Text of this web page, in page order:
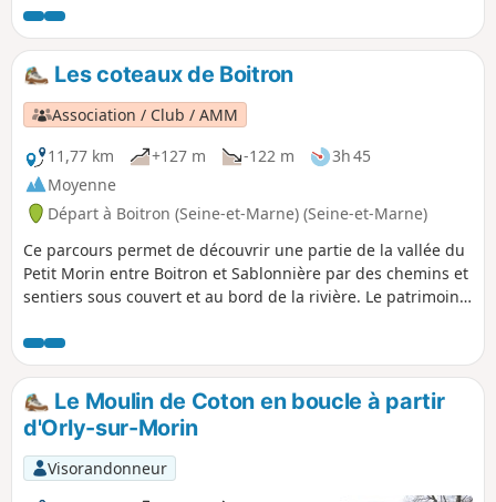
cette balade les traces de la guerre de 14-18 dans la vallée
du Petit Morin.
Les coteaux de Boitron
Association / Club / AMM
11,77 km
+127 m -122 m
3h 45
Moyenne
Départ à Boitron (Seine-et-Marne) (Seine-et-Marne)
Ce parcours permet de découvrir une partie de la vallée du
Petit Morin entre Boitron et Sablonnière par des chemins et
sentiers sous couvert et au bord de la rivière. Le patrimoine
traversés. "Mezons" ou maisons briardes en pierres
meulières jointoyées au plâtre gros, moulins, lavoirs, mais
également au travers d'une nature préservée et généreuse.
Le Moulin de Coton en boucle à partir
d'Orly-sur-Morin
Visorandonneur